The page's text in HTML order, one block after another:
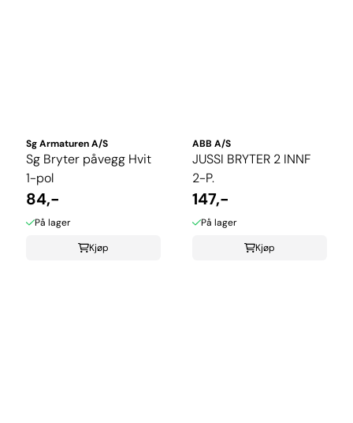
Sg Armaturen A/S
Sg Bryter påvegg Hvit
1-pol
84,-
På lager
Kjøp
ABB A/S
JUSSI BRYTER 2 INNF
2-P.
147,-
På lager
Kjøp